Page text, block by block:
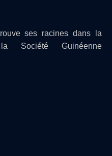
ses racines dans la
Société Guinéenne